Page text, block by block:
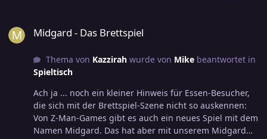
Midgard - Das Brettspiel
Thema von Kazzirahwurde von Mikebeantwortet in
Spieltisch
Ach ja ... noch ein kleiner Hinweis für Essen-Besucher,
die sich mit der Brettspiel-Szene nicht so auskennen:
Von Z-Man-Games gibt es auch ein neues Spiel mit dem
Namen Midgard. Das hat aber mit unserem Midgard